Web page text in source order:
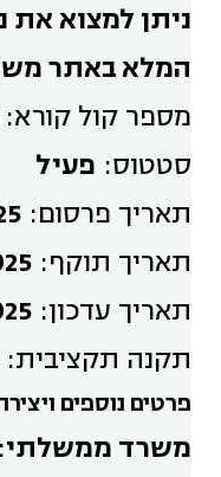
ניתן למצוא את
המלאבאתר
מספר קול קורא:
סטטוס: פעיל
תאריך פרסום:
תאריך תוקף:
תאריך עדכון:
תקנה תקציבית:
פרטים נוספים
משרד ממשלתי: